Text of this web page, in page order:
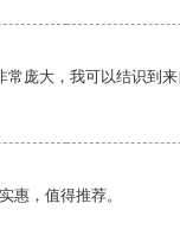
庞大，我可以结识到来
惠，值得推荐。